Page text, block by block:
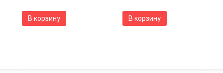
В корзину В корзину